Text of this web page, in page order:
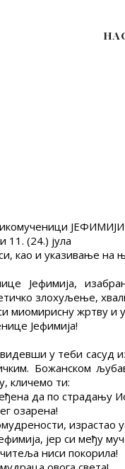
ЈЕФИМИЈИ
11. (24.) јула
као и указивање на
Јефимија,
злохуљење,
миомирисну жртву и
Јефимија!
у теби сасуд
Божанском
кличемо ти:
да по страдању
озарена!
израстао
јер си међу
ниси покорила!